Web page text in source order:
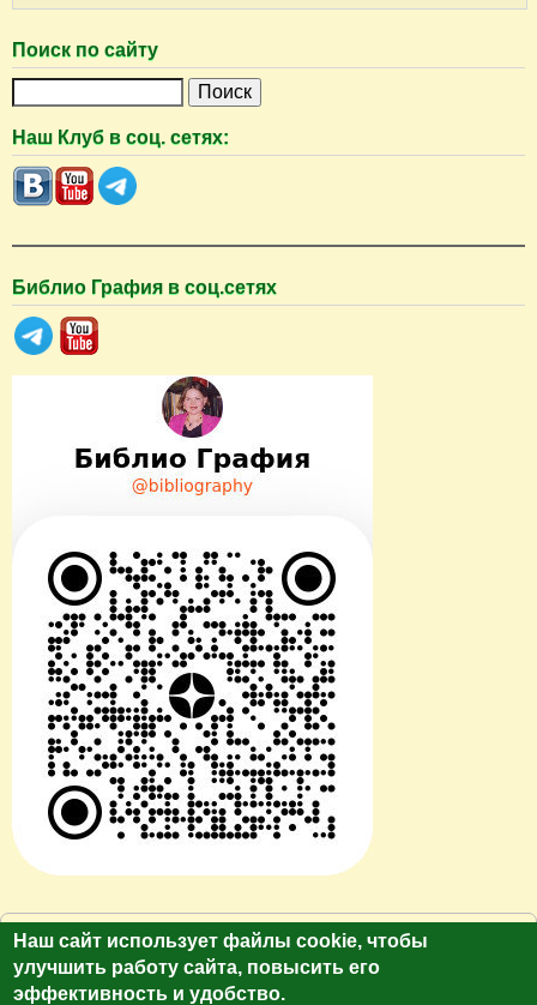
Поиск по сайту
и
с
к
Наш Клуб в соц. сетях:
Библио Графия в соц.сетях
© Сайт клуб путешественников "Лукас Тур"
https://galina-lukas.ru.
Копирование текста и фото только с разрешения
Наш сайт использует файлы cookie, чтобы
улучшить работу сайта, повысить его
эффективность и удобство.